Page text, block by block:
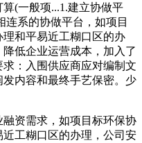
(一般项...1.建立协做平
连系的协做平台，如项目
和平易近工糊口区的办
低企业运营成本，加入了
：入围供应商应对编制文
内容和最终手艺保密。少
资需求，如项目标环保协
工糊口区的办理，公司安